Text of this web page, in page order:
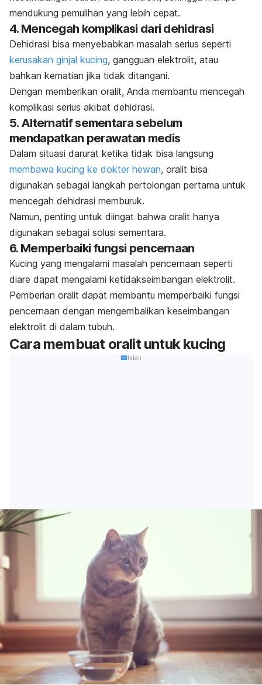
mendukung pemulihan yang lebih cepat.
4. Mencegah komplikasi dari dehidrasi
Dehidrasi bisa menyebabkan masalah serius seperti
kerusakan ginjal kucing, gangguan elektrolit, atau
bahkan kematian jika tidak ditangani.
Dengan memberikan oralit, Anda membantu mencegah
komplikasi serius akibat dehidrasi.
5. Alternatif sementara sebelum
mendapatkan perawatan medis
Dalam situasi darurat ketika tidak bisa langsung
membawa kucing ke dokter hewan, oralit bisa
digunakan sebagai langkah pertolongan pertama untuk
mencegah dehidrasi memburuk.
Namun, penting untuk diingat bahwa oralit hanya
digunakan sebagai solusi sementara.
6. Memperbaiki fungsi pencernaan
Kucing yang mengalami masalah pencernaan seperti
diare dapat mengalami ketidakseimbangan elektrolit.
Pemberian oralit dapat membantu memperbaiki fungsi
pencernaan dengan mengembalikan keseimbangan
elektrolit di dalam tubuh.
Cara membuat oralit untuk kucing
Iklan